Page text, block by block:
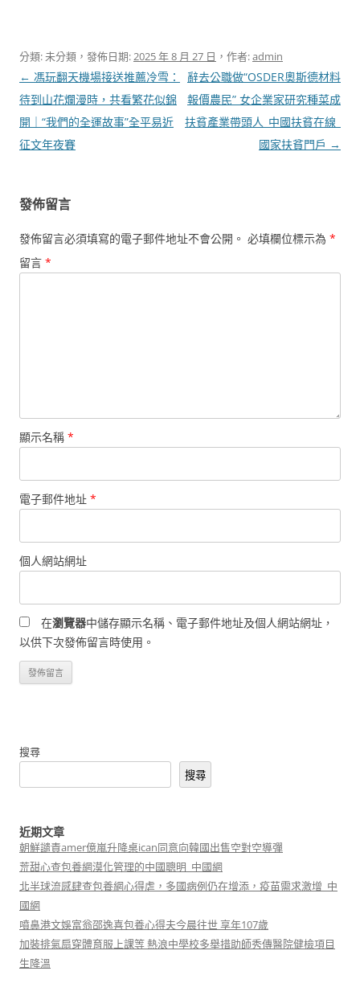
分類: 未分類，發佈日期:2025 年 8 月 27 日 ，作者:admin
文
章
導
覽
← 馮玩翻天機場接送推薦冷雪：
待到山花爛漫時，共看繁花似錦
開｜“我們的全運故事”全平易近
征文年夜賽
辭去公職做“OSDER奧斯德材料
報價農民” 女企業家研究種菜成
扶貧產業帶頭人_中國扶貧在線_
國家扶貧門戶 →
發佈留言
發佈留言必須填寫的電子郵件地址不會公開。 必填欄位標示為 *
留言 *
顯示名稱 *
電子郵件地址 *
個人網站網址
在瀏覽器中儲存顯示名稱、電子郵件地址及個人網站網址，
以供下次發佈留言時使用。
搜尋
搜尋
近期文章
朝鮮譴責amer億嵐升降桌ican同意向韓國出售空對空導彈
荒甜心查包養網漠化管理的中國聰明_中國網
北半球流感肆查包養網心得虐，多國病例仍在增添，疫苗需求激增_中
國網
噴鼻港文娛富翁邵逸喜包養心得夫今晨往世 享年107歲
加裝排氣扇穿體育服上課等 熱浪中學校多舉措助師秀傳醫院健檢項目
生降溫